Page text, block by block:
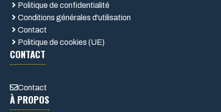
Politique de confidentialité
Conditions générales d'utilisation
Contact
Politique de cookies (UE)
CONTACT
Contact
À PROPOS